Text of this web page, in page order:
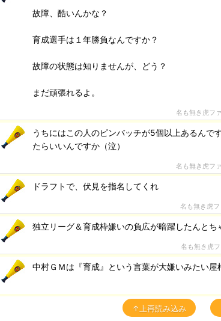
故障、酷いんかな？
育成選手は１年勝負なんですか？
故障の状態は知りませんが、どう？
まだ頑張れるよ。
名も無き虎フ
うちにはこの人のピンバッチが5個以上あるんで
たらいいんですか（泣）
名も無き虎フ
ドラフトで、伏見を指名してくれ
名も無き虎フ
独立リーグ＆育成枠嫌いの負広が暗躍したんとち
名も無き虎フ
中村ＧＭは『育成』という言葉が大嫌いみたい屋
↑上再読み込み